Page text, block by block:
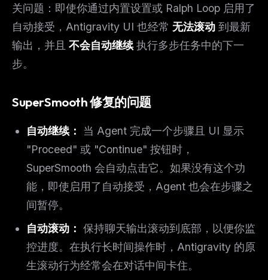
关问题：即使你通过内置设置或 Ralph Loop 启用了
自动接受，Antigravity UI 也经常 无法滚动 到最新
输出，并且 不会自动继续执行多步任务中的下一
步。
SuperSmooth 修复的问题
自动继续：
当 Agent 完成一个步骤且 UI 显示
"Proceed" 或 "Continue" 按钮时，
SuperSmooth 会自动点击它。如果没有这个功
能，即使启用了自动接受，Agent 也会在步骤之
间暂停。
自动滚动： 保持聊天输出滚动到底部，以便你监
控进度。在执行长时间操作时，Antigravity 的原
生滚动行为经常会在对话中间卡住。